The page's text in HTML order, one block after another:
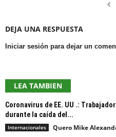
DEJA UNA RESPUESTA
Iniciar sesión para dejar un
LEA TAMBIEN
Coronavirus de EE. UU .:
durante la caída del...
Internacionales Quero Mike